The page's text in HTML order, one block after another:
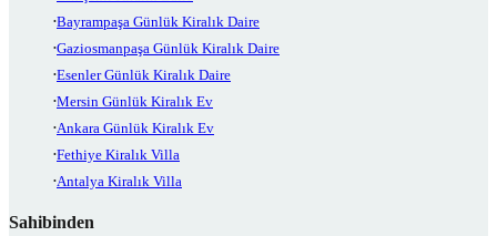
Bayrampaşa Günlük Kiralık Daire
Gaziosmanpaşa Günlük Kiralık Daire
Esenler Günlük Kiralık Daire
Mersin Günlük Kiralık Ev
Ankara Günlük Kiralık Ev
Fethiye Kiralık Villa
Antalya Kiralık Villa
Sahibinden